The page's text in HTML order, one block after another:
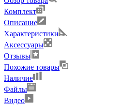
Комплект
Описание
Характеристики
Аксессуары
Отзывы
Похожие товары
Наличие
Файлы
Видео